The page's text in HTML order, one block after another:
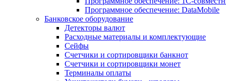
Программное обеспечение: DataMobile
Банковское оборудование
Детекторы валют
Расходные материалы и комплектующие
Сейфы
Счетчики и сортировщики банкнот
Счетчики и сортировщики монет
Терминалы оплаты